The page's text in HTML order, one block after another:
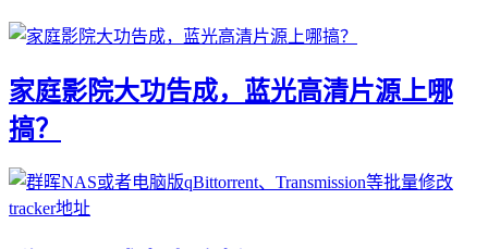
家庭影院大功告成，蓝光高清片源上哪
搞？